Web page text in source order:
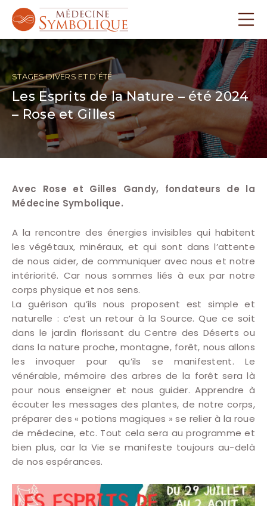
STAGES DIVERS ET D’ÉTÉ
Les Esprits de la Nature – été 2024
– Rose et Gilles
Avec Rose et Gilles Gandy, fondateurs de la
Médecine Symbolique.
A la rencontre des énergies invisibles qui habitent
les végétaux, minéraux, et qui sont dans l’attente
de nous aider, de communiquer avec nous et notre
intériorité. Car nous sommes liés à eux par notre
corps physique et nos sens.
La guérison qu’ils nous proposent est simple et
naturelle : c’est un retour à la Source. Que ce soit
dans le jardin florissant du Centre des Déserts ou
dans la nature proche, montagne, forêt, nous allons
les invoquer pour qu’ils se manifestent. Le
vénérable, mémoire des arbres de la forêt sera là
pour nous enseigner et nous guider. Apprendre à
écouter les messages des plantes, de notre corps,
préparer des « potions magiques » se relier à la roue
de médecine, etc. Tout cela sera au programme et
bien plus, car la Vie se manifeste toujours au-delà
de nos espérances.